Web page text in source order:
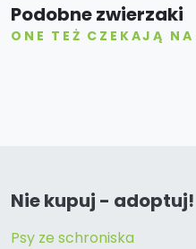
Podobne zwierzaki
ONE TEŻ CZEKAJĄ
Nie kupuj - adoptuj!
Psy ze schroniska